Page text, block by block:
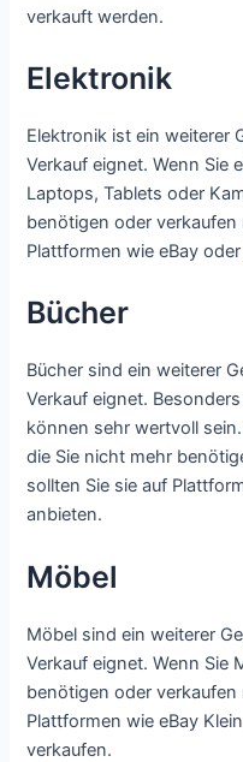
verkauft werden.
Elektronik
Elektronik ist ein weiterer
Verkauf eignet. Wenn Sie
Laptops, Tablets oder
benötigen oder
Plattformen wie eBay
Bücher
Bücher sind ein weiterer
Verkauf eignet.
können sehr wertvoll
die Sie nicht mehr
sollten Sie sie auf
anbieten.
Möbel
Möbel sind ein weiterer
Verkauf eignet. Wenn Sie
benötigen oder
Plattformen wie eBay
verkaufen.